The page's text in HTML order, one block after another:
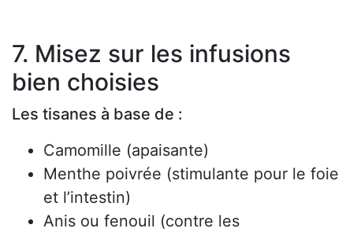
7. Misez sur les infusions
bien choisies
Les tisanes à base de :
Camomille (apaisante)
Menthe poivrée (stimulante pour le foie
et l’intestin)
Anis ou fenouil (contre les